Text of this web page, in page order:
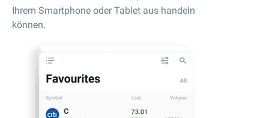
Ihrem Smartphone oder Tablet aus handeln
können.